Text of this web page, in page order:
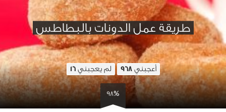
طريقة عمل الدونات بالبطاطس
أعجبني968 لم يعجبني16
98%